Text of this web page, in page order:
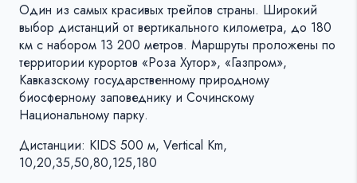
Один из самых красивых трейлов страны. Широкий
выбор дистанций от вертикального километра, до 180
км с набором 13 200 метров. Маршруты проложены по
территории курортов «Роза Хутор», «Газпром»,
Кавказскому государственному природному
биосферному заповеднику и Сочинскому
Национальному парку.
Дистанции: KIDS 500 м, Vertical Km,
10,20,35,50,80,125,180